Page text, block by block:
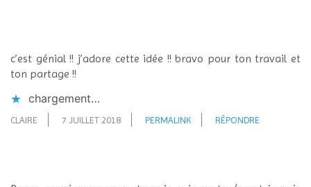
c’est génial !! j’adore cette idée !! bravo pour ton travail et
ton partage !!
chargement…
CLAIRE 7 JUILLET 2018 PERMALINK RÉPONDRE